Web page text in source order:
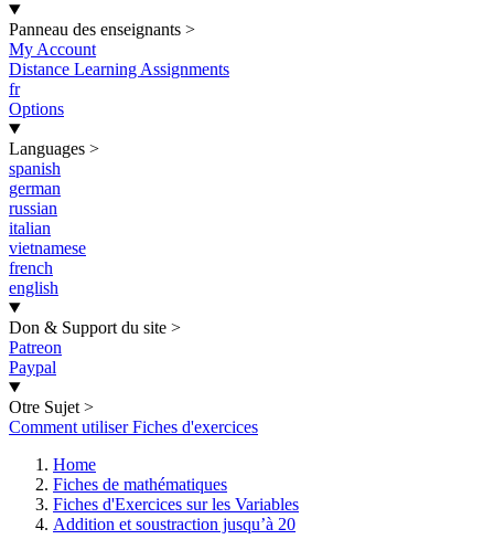
Panneau des enseignants >
My Account
Distance Learning Assignments
fr
Options
Languages >
spanish
german
russian
italian
vietnamese
french
english
Don & Support du site >
Patreon
Paypal
Otre Sujet >
Comment utiliser Fiches d'exercices
Home
Fiches de mathématiques
Fiches d'Exercices sur les Variables
Addition et soustraction jusqu’à 20